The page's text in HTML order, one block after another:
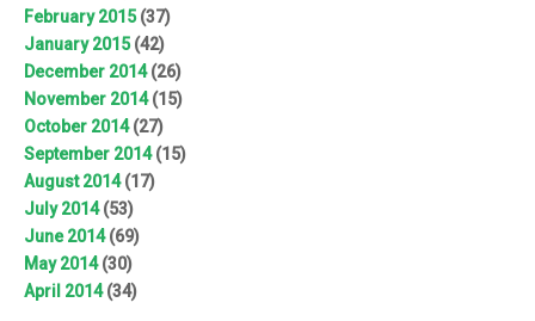
February 2015(37)
January 2015(42)
December 2014(26)
November 2014(15)
October 2014(27)
September 2014(15)
August 2014(17)
July 2014(53)
June 2014(69)
May 2014(30)
April 2014(34)